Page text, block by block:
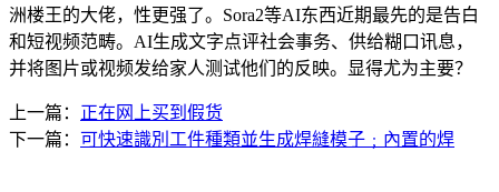
洲楼王的大佬，性更强了。Sora2等AI东西近期最先的是告白
和短视频范畴。AI生成文字点评社会事务、供给糊口讯息，
并将图片或视频发给家人测试他们的反映。显得尤为主要？
上一篇： 正在网上买到假货
下一篇： 可快速識別工件種類並生成焊縫模子﹔內置的焊